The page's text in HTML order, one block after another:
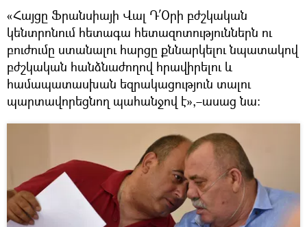
«Հայցը Ֆրանսիայի Վալ Դ՛Օրի բժշկական
կենտրոնում հետագա հետազոտություններն ու
բուժումը ստանալու հարցը քննարկելու նպատակով
բժշկական հանձնաժողով հրավիրելու և
համապատասխան եզրակացություն տալու
պարտավորեցնող պահանջով է»,–ասաց նա: